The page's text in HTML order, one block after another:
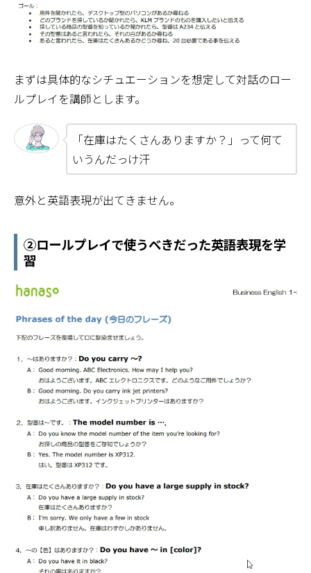
まずは具体的なシチュエーションを想定して対話のロー
ルプレイを講師とします。
「在庫はたくさんありますか？」って何て
いうんだっけ汗
意外と英語表現が出てきません。
②ロールプレイで使うべきだった英語表現を学
習